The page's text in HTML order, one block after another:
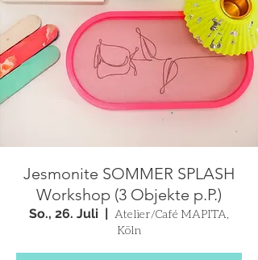
Jesmonite SOMMER SPLASH
Workshop (3 Objekte p.P.)
So., 26. Juli
  |
Atelier/Café MAPITA,
Köln